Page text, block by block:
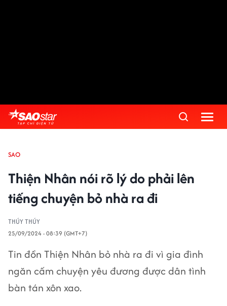
SAO
Thiện Nhân nói rõ lý do phải lên
tiếng chuyện bỏ nhà ra đi
THÚY THÚY
25/09/2024 - 08:39 (GMT+7)
Tin đồn Thiện Nhân bỏ nhà ra đi vì gia đình
ngăn cấm chuyện yêu đương được dân tình
bàn tán xôn xao.